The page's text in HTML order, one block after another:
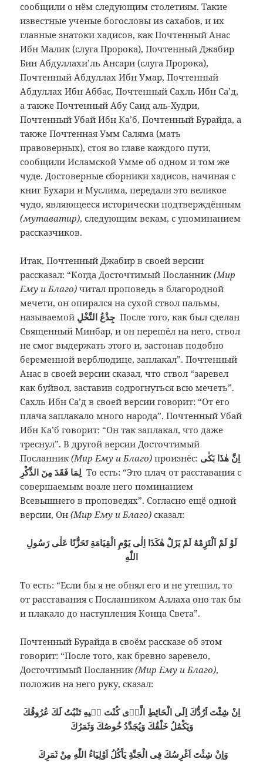
сообщили о нём следующим столетиям. Такие
известные ученые богословы из сахабов, и их
главные знатоки хадисов, как Почтенный Анас
Ибн Малик (слуга Пророка), Почтенный Джабир
Бин Абдуллахи’ль Ансари (слуга Пророка),
Почтенный Абдуллах Ибн Умар, Почтенный
Абдуллах Ибн Аббас, Почтенный Сахль Ибн Са’д,
а также Почтенный Абу Саид аль-Худри,
Почтенный Убай Ибн Ка’б, Почтенный Бурайда, а
также Почтенная Умм Саляма (мать
правоверных), стоя во главе каждого пути,
сообщили Исламской Умме об одном и том же
чуде. Достоверные сборники хадисов, начиная с
книг Бухари и Муслима, передали это великое
чудо, являющееся исторически подтверждённым
(мутаватир), следующим векам, с упоминанием
рассказчиков.
Итак, Почтенный Джабир в своей версии
рассказал: “Когда Досточтимый Посланник(Мир
Ему и Благо) читал проповедь в благородной
мечети, он опирался на сухой ствол пальмы,
называемой جِذْعُ النَّخْلِ После того, как был сделан
Священный Минбар, и он перешёл на него, ствол
не смог выдержать этого и, застонав подобно
беременной верблюдице, заплакал”. Почтенный
Анас в своей версии сказал, что ствол “заревел
как буйвол, заставив содрогнуться всю мечеть”.
Сахль Ибн Са’д в своей версии говорит: “От его
плача заплакало много народа”. Почтенный Убай
Ибн Ка’б говорит: “Он так заплакал, что даже
треснул”. В другой версии Досточтимый
Посланник(Мир Ему и Благо) произнёс: اِنَّ هٰذَا بَكٰى
لِمَا فَقَدَ مِنَ الذِّكْرِ То есть: “Это плач от расставания с
совершаемым возле него поминанием
Всевышнего в проповедях”. Согласно ещё одной
версии, Он(Мир Ему и Благо) сказал:
لَوْ لَمْ اَلْتَزِمْهُ لَمْ يَزَلْ هٰكَذَا اِلٰى يَوْمِ الْقِيَامَةِ تَحَزُّنًا عَلٰى رَسُولِ
اللّٰهِ
То есть: “Если бы я не обнял его и не утешил, то
от расставания с Посланником Аллаха оно так бы
и плакало до наступления Конца Света”.
Почтенный Бурайда в своём рассказе об этом
говорит: “После того, как бревно заревело,
Досточтимый Посланник(Мир Ему и Благо),
положив на него руку, сказал:
اِنْ شِئْتَ اَرُدُّكَ اِلَى الْحَائِطِ الَّذٖى كُنْتَ فٖيهِ تَنْبُتُ لَكَ عُرُوقُكَ
وَيَكْمُلُ خَلْقُكَ وَيُجَدَّدُ خُوصُكَ وَثَمَرُكَ
وَاِنْ شِئْتَ اَغْرِسُكَ فِى الْجَنَّةِ يَاْكُلُ اَوْلِيَاءُ اللّٰهِ مِنْ ثَمَرِكَ